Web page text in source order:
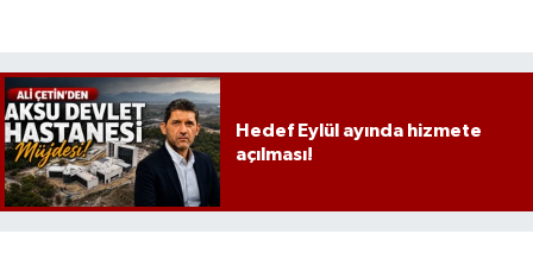
Hedef Eylül ayında hizmete
açılması!